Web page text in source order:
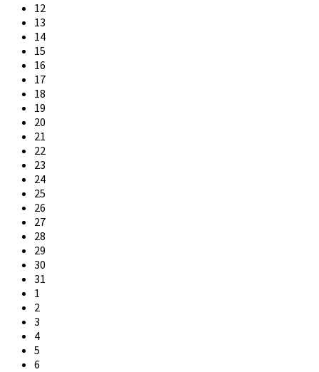
12
13
14
15
16
17
18
19
20
21
22
23
24
25
26
27
28
29
30
31
1
2
3
4
5
6